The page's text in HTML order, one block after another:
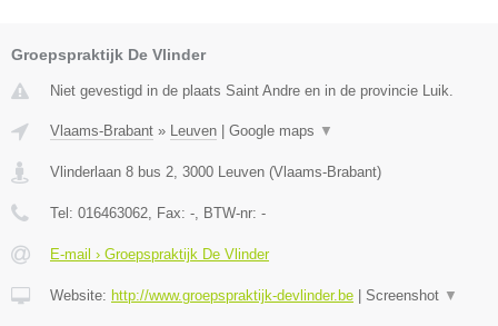
Groepspraktijk De Vlinder
Niet gevestigd in de plaats Saint Andre en in de provincie Luik.
Vlaams-Brabant » Leuven Google maps ▼
Vlinderlaan 8 bus 2, 3000 Leuven (Vlaams-Brabant)
Tel: 016463062, Fax: -, BTW-nr: -
E-mail › Groepspraktijk De Vlinder
Website: http://www.groepspraktijk-devlinder.be Screenshot ▼